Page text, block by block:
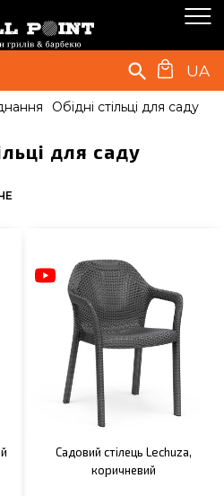
UA
Обідні стільці для саду
для саду
Садовий стілець Lechuza,
коричневий